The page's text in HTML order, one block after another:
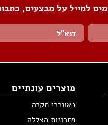
למייל על מבצעים,
מוצרים עונתיים
מאווררי תקרה
פתרונות הצללה